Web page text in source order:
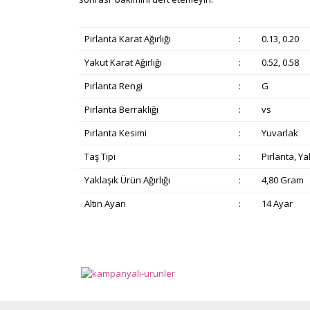
Pırlanta Karat Ağırlığı :
0.13, 0.20
Yakut Karat Ağırlığı
:
0.52, 0.58
Pırlanta Rengi
:
G
Pırlanta Berraklığı
:
vs
Pırlanta Kesimi
:
Yuvarlak
Taş Tipi
:
Pırlanta,
Yaklaşık Ürün Ağırlığı
:
4,80 Gram
Altın Ayarı
: 14 Ayar